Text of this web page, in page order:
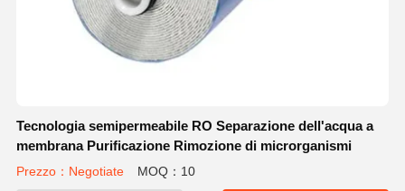
Tecnologia semipermeabile RO Separazione dell'acqua a
membrana Purificazione Rimozione di microrganismi
Prezzo：Negotiate MOQ：10